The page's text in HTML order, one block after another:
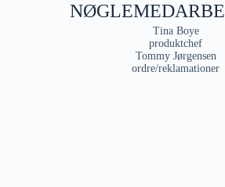
Tina Boye
produktchef
Tommy Jørgensen
ordre/reklamationer